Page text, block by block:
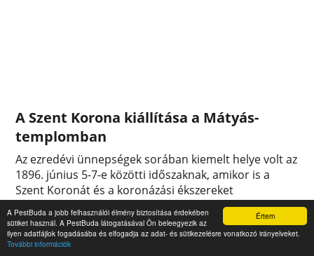
Értem
A PestBuda a jobb felhasználói élmény biztosítása érdekében
sütiket használ. A PestBuda látogatásával Ön beleegyezik az
ilyen adatfájlok fogadásába és elfogadja az adat- és sütikezelésre vonatkozó irányelveket.
További információk
A Szent Korona kiállítása a Mátyás-
templomban
Az ezredévi ünnepségek sorában kiemelt helye volt az
1896. június 5-7-e közötti időszaknak, amikor is a
Szent Koronát és a koronázási ékszereket
közszemlére tették a Mátyás-templomban. Azonban a
korona átszállítását a királyi palotából egy technikai
hiba akadályozta: a koronát rejtő láda egyik zárja nem
nyílt ki.